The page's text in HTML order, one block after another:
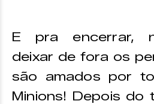
E pra encerrar,
deixar de fora os
são amados por
Minions! Depois do